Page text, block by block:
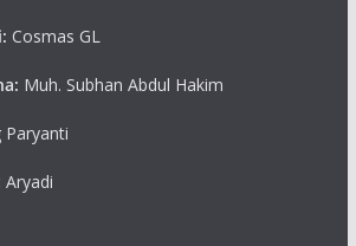
Cosmas GL
Muh. Subhan Abdul Hakim
Paryanti
Aryadi